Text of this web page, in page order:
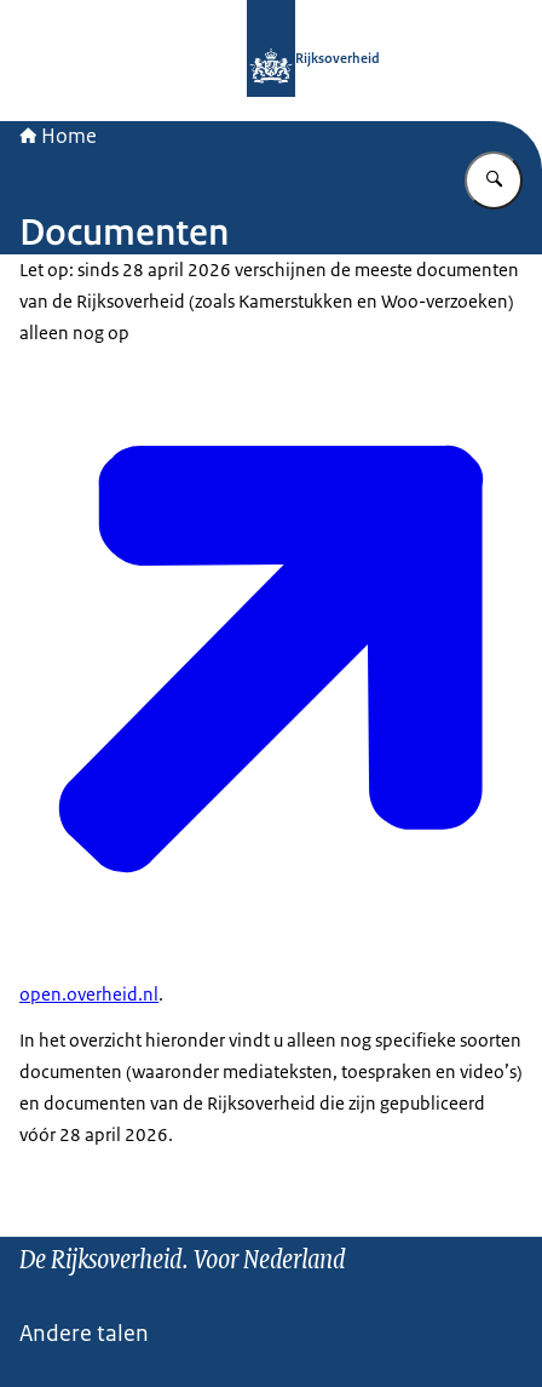
Rijksoverheid
Home
Documenten
Let op: sinds 28 april 2026 verschijnen de meeste documenten
van de Rijksoverheid (zoals Kamerstukken en Woo-verzoeken)
alleen nog op
open.overheid.nl.
In het overzicht hieronder vindt u alleen nog specifieke soorten
documenten (waaronder mediateksten, toespraken en video’s)
en documenten van de Rijksoverheid die zijn gepubliceerd
vóór 28 april 2026.
De Rijksoverheid. Voor Nederland
Andere talen